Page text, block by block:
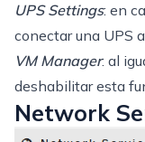
UPS Settings: en
conectar una UPS
VM Manager: al
deshabilitar esta
Network